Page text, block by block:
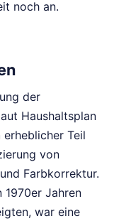
noch an.
der
Haushaltsplan
Teil
von
Farbkorrektur.
1970er Jahren
war eine